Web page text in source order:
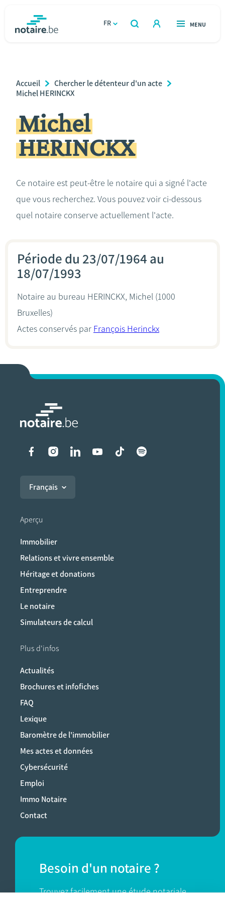
FR
OUVERT
RECHERCHER
OUVERT
MENU
Relations et vivre ensemble
Héritage et donations
Entreprendre
Calculateurs
Breadcrumb
Accueil
Chercher le détenteur d'un acte
Michel HERINCKX
Michel
HERINCKX
Ce notaire est peut-être le notaire qui a signé l'acte
que vous recherchez. Vous pouvez voir ci-dessous
quel notaire conserve actuellement l'acte.
Période du 23/07/1964 au
18/07/1993
Notaire au bureau HERINCKX, Michel (1000
Bruxelles)
Actes conservés par François Herinckx
Liens vers les réseaux
Français
Aperçu
Immobilier
Relations et vivre ensemble
Héritage et donations
Entreprendre
Le notaire
Simulateurs de calcul
Plus d'infos
Actualités
Brochures et infofiches
FAQ
Lexique
Baromètre de l'immobilier
Mes actes et données
Cybersécurité
Emploi
Immo Notaire
Contact
Besoin d'un notaire ?
Trouvez facilement une étude notariale